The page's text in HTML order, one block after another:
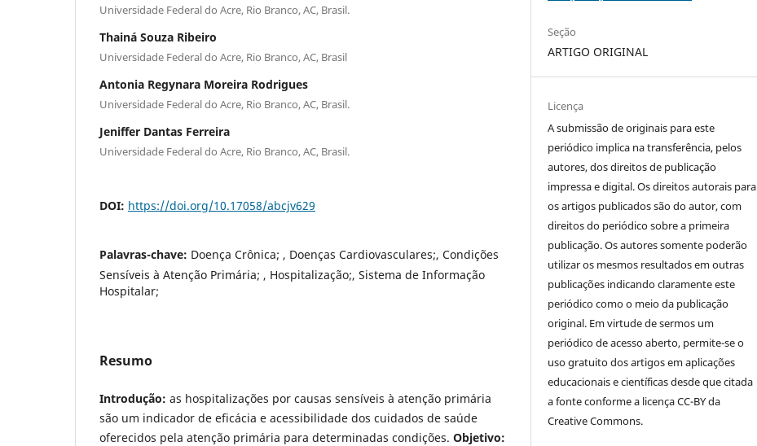
Universidade Federal do Acre, Rio Branco, AC, Brasil.
Thainá Souza Ribeiro
Universidade Federal do Acre, Rio Branco, AC, Brasil
Antonia Regynara Moreira Rodrigues
Universidade Federal do Acre, Rio Branco, AC, Brasil.
Jeniffer Dantas Ferreira
Universidade Federal do Acre, Rio Branco, AC, Brasil.
DOI: https://doi.org/10.17058/abcjv629
Palavras-chave: Doença Crônica; , Doenças Cardiovasculares;, Condições
Sensíveis à Atenção Primária; , Hospitalização;, Sistema de Informação
Hospitalar;
Resumo
Introdução: as hospitalizações por causas sensíveis à atenção primária
são um indicador de eficácia e acessibilidade dos cuidados de saúde
oferecidos pela atenção primária para determinadas condições. Objetivo:
Seção
ARTIGO ORIGINAL
Licença
A submissão de originais para este
periódico implica na transferência, pelos
autores, dos direitos de publicação
impressa e digital. Os direitos autorais para
os artigos publicados são do autor, com
direitos do periódico sobre a primeira
publicação. Os autores somente poderão
utilizar os mesmos resultados em outras
publicações indicando claramente este
periódico como o meio da publicação
original. Em virtude de sermos um
periódico de acesso aberto, permite-se o
uso gratuito dos artigos em aplicações
educacionais e científicas desde que citada
a fonte conforme a licença CC-BY da
Creative Commons.